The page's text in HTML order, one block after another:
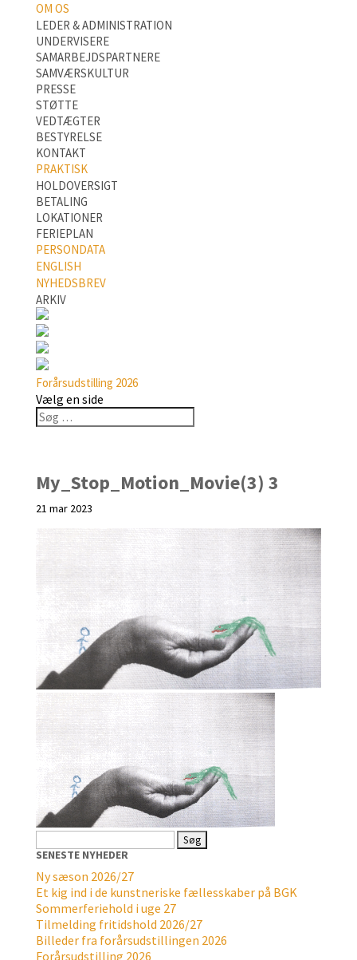
OM OS
LEDER & ADMINISTRATION
UNDERVISERE
SAMARBEJDSPARTNERE
SAMVÆRSKULTUR
PRESSE
STØTTE
VEDTÆGTER
BESTYRELSE
KONTAKT
PRAKTISK
HOLDOVERSIGT
BETALING
LOKATIONER
FERIEPLAN
PERSONDATA
ENGLISH
NYHEDSBREV
ARKIV
Forårsudstilling 2026
Vælg en side
My_Stop_Motion_Movie(3) 3
21 mar 2023
efter:
SENESTE NYHEDER
Ny sæson 2026/27
Et kig ind i de kunstneriske fællesskaber på BGK
Sommerferiehold i uge 27
Tilmelding fritidshold 2026/27
Billeder fra forårsudstillingen 2026
Forårsudstilling 2026